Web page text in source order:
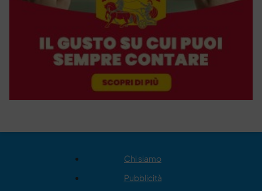
Chi siamo
Pubblicità